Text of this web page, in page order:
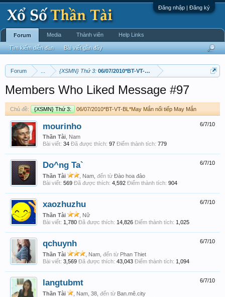
Đăng nhập | Đăng ký
Forum {XSMN} Thứ 3: 06/07/2010*BT-VT-BL*May Mắn nối tiếp May Mắn
Members Who Liked Message #97
Chủ đề: {XSMN} Thứ 3: 06/07/2010*BT-VT-BL*May Mắn nối tiếp May Mắn
6/7/10
mourinho
Thần Tài , Nam
Bài viết: 34 Đã được thích: 97 Điểm thành tích: 779
6/7/10
Do^ng Ta`
Thần Tài , Nam, đến từ Đào hoa đảo
Bài viết: 569 Đã được thích: 4,592 Điểm thành tích: 904
6/7/10
xaozhuzhu
Thần Tài
, Nữ
Bài viết: 1,780 Đã được thích: 14,826 Điểm thành tích: 1,025
6/7/10
qchuynh
Thần Tài , Nam, đến từ Phan Thiet
Bài viết: 3,569 Đã được thích: 43,043 Điểm thành tích: 1,094
6/7/10
langtubmt
Thần Tài , Nam, 38, đến từ Ban.mê.city
Forum
Tìm kiếm diễn đàn Bài viết gần đây
Media Thành viên Help Links